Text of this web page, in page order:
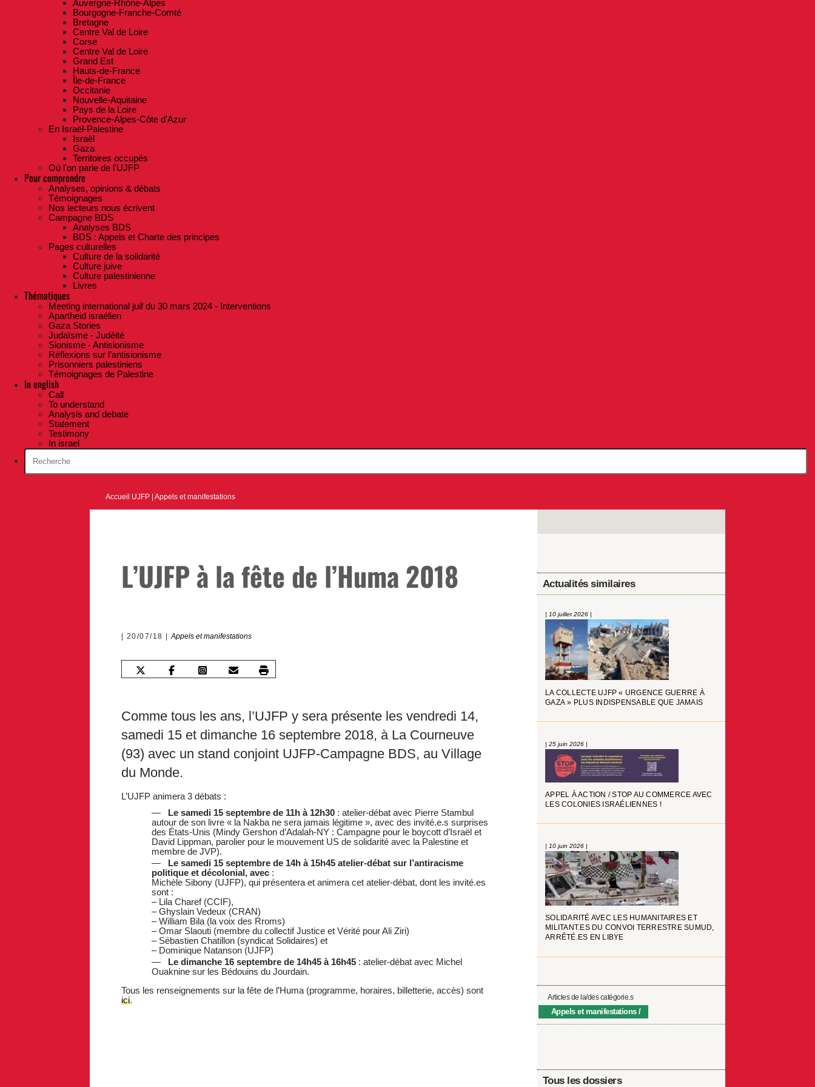
Auvergne-Rhône-Alpes
Bourgogne-Franche-Comté
Bretagne
Centre Val de Loire
Corse
Centre Val de Loire
Grand Est
Hauts-de-France
Île-de-France
Occitanie
Nouvelle-Aquitaine
Pays de la Loire
Provence-Alpes-Côte d'Azur
En Israël-Palestine
Israël
Gaza
Territoires occupés
Où l'on parle de l'UJFP
Pour comprendre
Analyses, opinions & débats
Témoignages
Nos lecteurs nous écrivent
Campagne BDS
Analyses BDS
BDS : Appels et Charte des principes
Pages culturelles
Culture de la solidarité
Culture juive
Culture palestinienne
Livres
Thématiques
Meeting international juif du 30 mars 2024 - Interventions
Apartheid israélien
Gaza Stories
Judaïsme - Judéité
Sionisme - Antisionisme
Réflexions sur l’antisionisme
Prisonniers palestiniens
Témoignages de Palestine
In english
Call
To understand
Analysis and debate
Statement
Testimony
In israel
Accueil UJFP |Appels et manifestations
L’UJFP à la fête de l’Huma 2018
20/07/18 Appels et manifestations
Comme tous les ans, l’UJFP y sera présente les vendredi 14,
samedi 15 et dimanche 16 septembre 2018, à La Courneuve
(93) avec un stand conjoint UJFP-Campagne BDS, au Village
du Monde.
L’UJFP animera 3 débats :
Le samedi 15 septembre de 11h à 12h30 : atelier-débat avec Pierre Stambul
autour de son livre « la Nakba ne sera jamais légitime », avec des invité.e.s surprises
des États-Unis (Mindy Gershon d’Adalah-NY : Campagne pour le boycott d’Israël et
David Lippman, parolier pour le mouvement US de solidarité avec la Palestine et
membre de JVP).
Le samedi 15 septembre de 14h à 15h45 atelier-débat sur l’antiracisme
politique et décolonial, avec:
Michèle Sibony (UJFP), qui présentera et animera cet atelier-débat, dont les invité.es
sont :
– Lila Charef (CCIF),
– Ghyslain Vedeux (CRAN)
– William Bila (la voix des Rroms)
– Omar Slaouti (membre du collectif Justice et Vérité pour Ali Ziri)
– Sébastien Chatillon (syndicat Solidaires) et
– Dominique Natanson (UJFP)
Le dimanche 16 septembre de 14h45 à 16h45 : atelier-débat avec Michel
Ouaknine sur les Bédouins du Jourdain.
Tous les renseignements sur la fête de l’Huma (programme, horaires, billetterie, accès) sont
ici.
Actualités similaires
| 10 juillet 2026 |
LA COLLECTE UJFP « URGENCE GUERRE À
GAZA » PLUS INDISPENSABLE QUE JAMAIS
| 25 juin 2026 |
APPEL À ACTION / STOP AU COMMERCE AVEC
LES COLONIES ISRAÉLIENNES !
| 10 juin 2026 |
SOLIDARITÉ AVEC LES HUMANITAIRES ET
MILITANT.ES DU CONVOI TERRESTRE SUMUD,
ARRÊTÉ.ES EN LIBYE
Articles de la/des catégorie.s
Appels et manifestations
Tous les dossiers